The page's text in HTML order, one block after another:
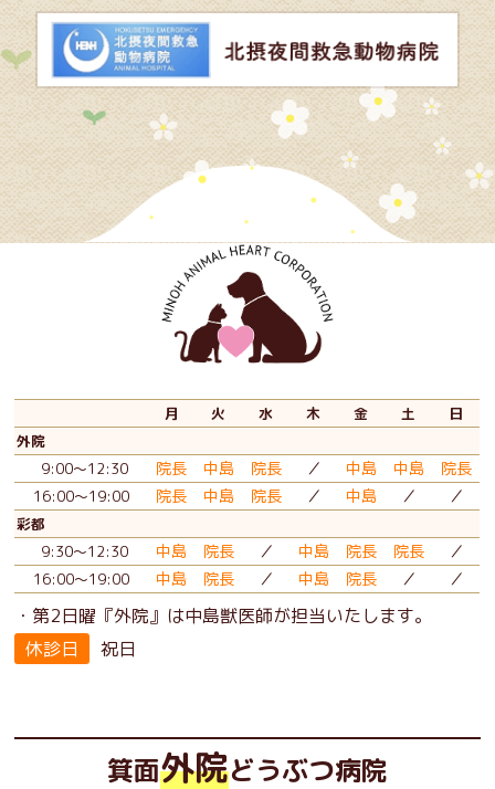
月 火 水 木 金 土
日
外院
9:00～12:30
院長 中島 院長 ／ 中島 中島 院長
16:00～19:00 院長 中島 院長 ／ 中島 ／ ／
彩都
9:30～12:30
中島 院長 ／ 中島 院長 院長 ／
16:00～19:00 中島 院長 ／ 中島 院長 ／ ／
・第2日曜『外院』は中島獣医師が担当いたします。
休診日
祝日
箕面外院どうぶつ病院